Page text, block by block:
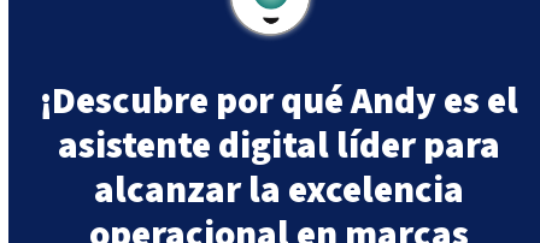
¡Descubre por qué Andy es el
asistente digital líder para
alcanzar la excelencia